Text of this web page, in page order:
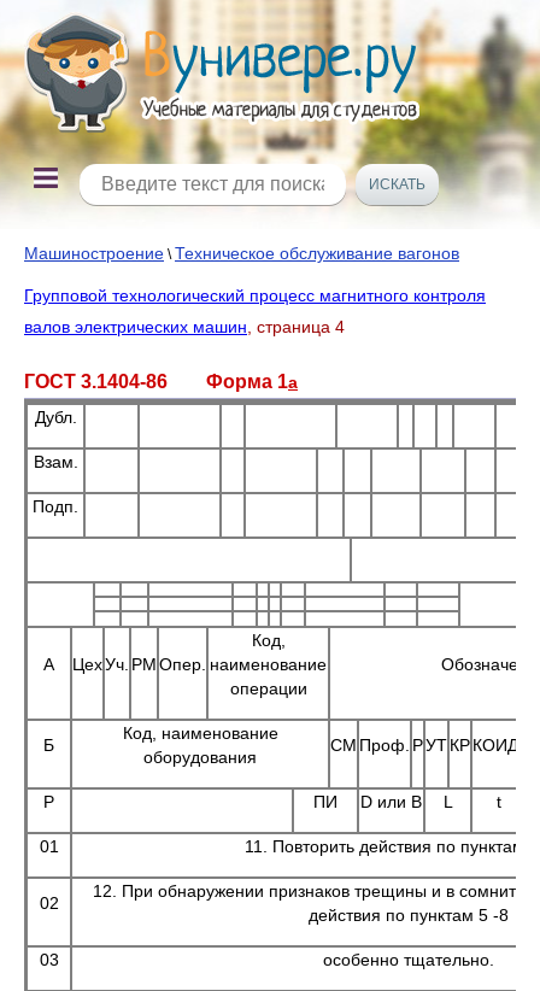
Машиностроение \Техническое обслуживание вагонов
Групповой технологический процесс магнитного контроля
валов электрических машин , страница 4
ГОСТ 3.1404-86 Форма 1а
Дубл.
Взам.
Подп.
А ЦехУч. РМОпер.
Код,
наименование
операции
Б
Код, наименование
оборудования
СМ Проф. РУТКРКОИД
Р ПИ D или B L t
01 11. Повторить действия по пунктам
02
12. При обнаружении признаков трещины и в
действия по пунктам 5 -8
03 особенно тщательно.